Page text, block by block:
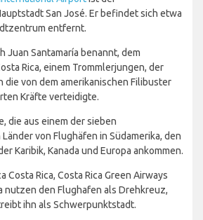
San José. Er befindet sich etwa
entfernt.
Juan Santamaría benannt, dem
Rica, einem Trommlerjungen, der
die von dem amerikanischen Filibuster
Kräfte verteidigte.
die aus einem der sieben
von Flughäfen in Südamerika, den
Karibik, Kanada und Europa ankommen.
Costa Rica, Costa Rica Green Airways
nutzen den Flughafen als Drehkreuz,
ihn als Schwerpunktstadt.